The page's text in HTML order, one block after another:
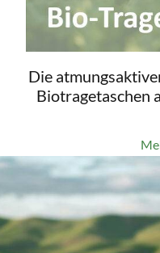
Die
Biotragetaschen